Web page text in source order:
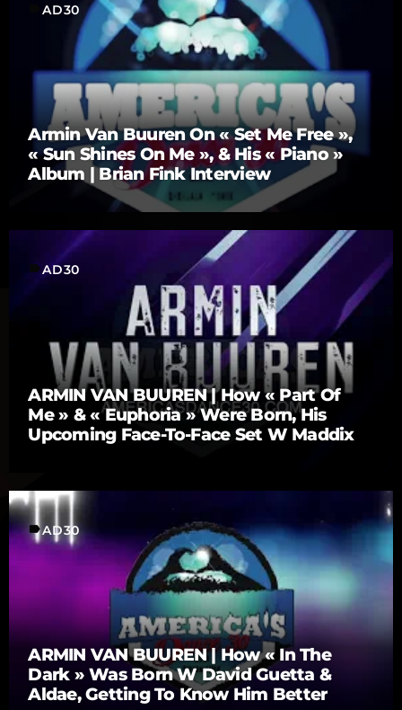
AD30
Armin Van Buuren On « Set Me Free »,
« Sun Shines On Me », & His « Piano »
Album | Brian Fink Interview
labelAD30
ARMIN VAN BUUREN | How « Part Of
Me » & « Euphoria » Were Born, His
Upcoming Face-To-Face Set W Maddix
labelAD30
ARMIN VAN BUUREN | How « In The
Dark » Was Born W David Guetta &
Aldae, Getting To Know Him Better